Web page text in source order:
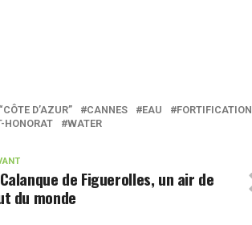
“CÔTE D’AZUR” CANNES EAU
FORTIFICATION
HONORAT WATER
de Figuerolles, un air de
du monde